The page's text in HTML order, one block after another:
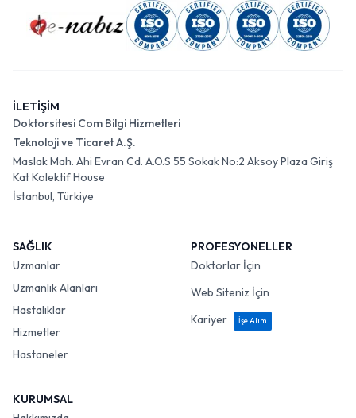
İLETİŞİM
Doktorsitesi Com Bilgi Hizmetleri
Teknoloji ve Ticaret A.Ş.
Maslak Mah. Ahi Evran Cd. A.O.S 55 Sokak No:2 Aksoy Plaza Giriş
Kat Kolektif House
İstanbul, Türkiye
SAĞLIK
Uzmanlar
Uzmanlık Alanları
Hastalıklar
Hizmetler
Hastaneler
PROFESYONELLER
Doktorlar İçin
Web Siteniz İçin
Kariyer
İşe Alım
KURUMSAL